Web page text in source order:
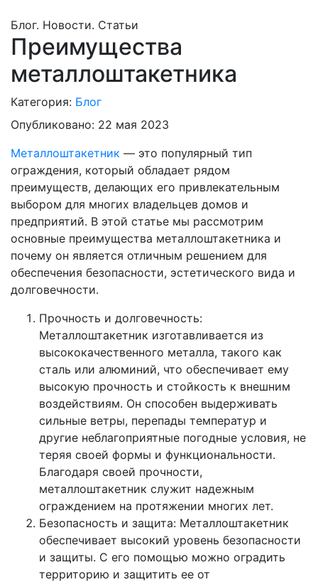
Блог. Новости. Статьи
Преимущества
металлоштакетника
Категория: Блог
Опубликовано: 22 мая 2023
Металлоштакетник — это популярный тип
ограждения, который обладает рядом
преимуществ, делающих его привлекательным
выбором для многих владельцев домов и
предприятий. В этой статье мы рассмотрим
основные преимущества металлоштакетника и
почему он является отличным решением для
обеспечения безопасности, эстетического вида и
долговечности.
Прочность и долговечность:
Металлоштакетник изготавливается из
высококачественного металла, такого как
сталь или алюминий, что обеспечивает ему
высокую прочность и стойкость к внешним
воздействиям. Он способен выдерживать
сильные ветры, перепады температур и
другие неблагоприятные погодные условия, не
теряя своей формы и функциональности.
Благодаря своей прочности,
металлоштакетник служит надежным
ограждением на протяжении многих лет.
Безопасность и защита: Металлоштакетник
обеспечивает высокий уровень безопасности
и защиты. С его помощью можно оградить
территорию и защитить ее от